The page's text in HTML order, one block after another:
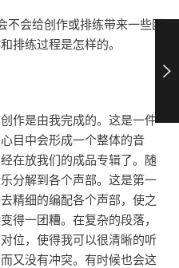
不会给创作或排练带来一些困
排练过程是怎样的。
作是由我完成的。这是一件
目中会形成一个整体的音
在放我们的成品专辑了。随
分解到各个声部。这是第一
精细的编配各个声部，使之
得一团糟。在复杂的段落，
位，使得我可以很清晰的听
又没有冲突。有时候也会这